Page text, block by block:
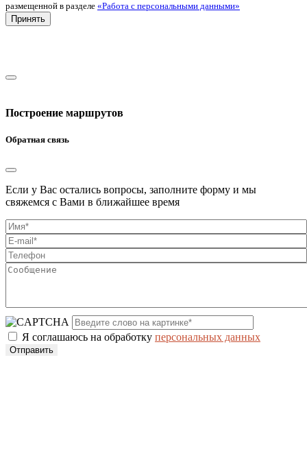
размещенной в разделе «Работа с персональными данными»
Принять
Построение маршрутов
Обратная связь
Если у Вас остались вопросы, заполните форму и мы
свяжемся с Вами в ближайшее время
Я соглашаюсь на обработку персональных данных